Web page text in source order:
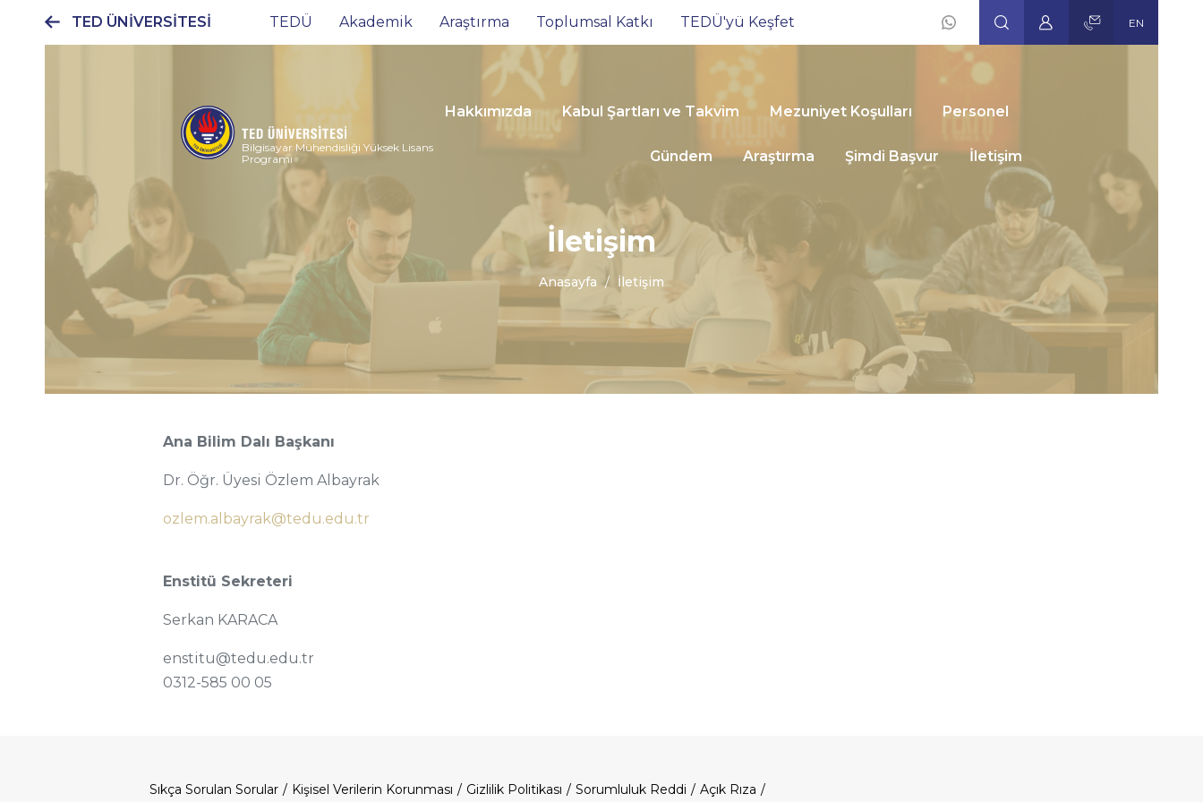
TED ÜNİVERSİTESİ
Ana
menüsü
TEDÜ Akademik Araştırma Toplumsal Katkı TEDÜ'yü Keşfet
Social
Icons
EN
Bilgisayar Mühendisliği Yüksek Lisans
Programı
Hakkımızda Kabul Şartları ve Takvim Mezuniyet Koşulları Personel
Gündem Araştırma Şimdi Başvur İletişim
İletişim
Anasayfa İletişim
Ana Bilim Dalı Başkanı
Dr. Öğr. Üyesi Özlem Albayrak
ozlem.albayrak@tedu.edu.tr
Enstitü Sekreteri
Serkan KARACA
enstitu@tedu.edu.tr
0312-585 00 05
Dipnot
Sıkça Sorulan Sorular Kişisel Verilerin Korunması Gizlilik Politikası Sorumluluk Reddi Açık Rıza